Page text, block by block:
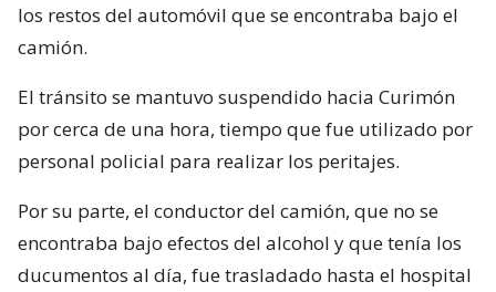
los restos del automóvil que se encontraba bajo el
camión.
El tránsito se mantuvo suspendido hacia Curimón
por cerca de una hora, tiempo que fue utilizado por
personal policial para realizar los peritajes.
Por su parte, el conductor del camión, que no se
encontraba bajo efectos del alcohol y que tenía los
ducumentos al día, fue trasladado hasta el hospital